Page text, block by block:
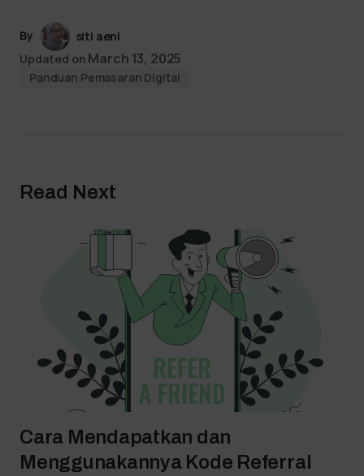
By
siti aeni
Updated on March 13, 2025
Panduan Pemasaran Digital
Read Next
Cara Mendapatkan dan
Menggunakannya Kode Referral